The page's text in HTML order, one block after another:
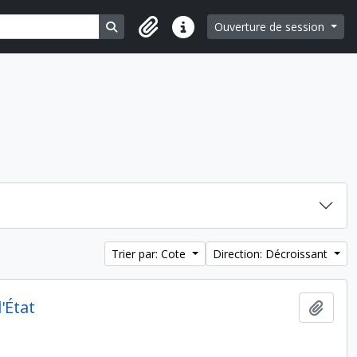
Search in browse page
Liens rapidesOuverture de session
Trier par: Cote Direction: Décroissant